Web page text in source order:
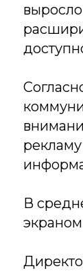
В
экраном